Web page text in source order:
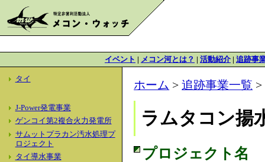
イベント | メコン河とは？ | 活動紹介 | 追跡事
タイ
J-Power発電事業
ゲンコイ第2複合火力発電所
サムットプラカン汚水処理プ
ロジェクト
タイ導水事業
ホーム >追跡事業一覧 >
ラムタコン揚
プロジェクト名